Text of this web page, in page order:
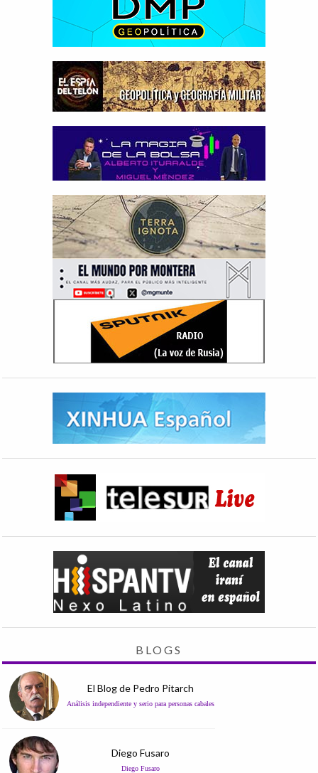
BLOGS
El Blog de Pedro Pitarch
Análisis independiente y serio para personas cabales
Diego Fusaro
Diego Fusaro